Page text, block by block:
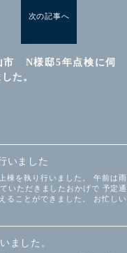
次の記事へ
市 N様邸5年点検に伺
た。
いました
棟を執り行いました。 午前は雨
いただきましたおかげで 予定通
ることができました。 お忙しい
ました。